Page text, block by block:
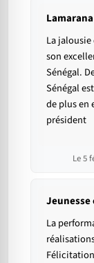
Lamarana
La
son
Sénégal.
Sénégal
de plus en
président
Le 5
Jeunesse
La